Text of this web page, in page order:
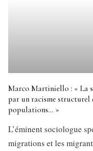
Marco Martiniello : « La
par un racisme structurel
populations… »
L’éminent sociologue
migrations et les